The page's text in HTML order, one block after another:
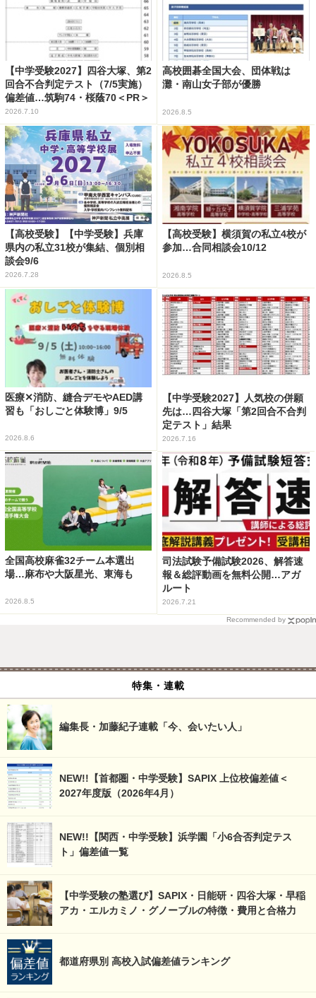
【中学受験2027】四谷大塚、第2
回合不合判定テスト（7/5実施）
偏差値…筑駒74・桜蔭70＜PR＞
2026.7.10
高校囲碁全国大会、団体戦は
灘・南山女子部が優勝
2026.8.5
【高校受験】【中学受験】兵庫
県内の私立31校が集結、個別相
談会9/6
2026.7.28
【高校受験】横須賀の私立4校が
参加…合同相談会10/12
2026.8.5
医療✕消防、縫合デモやAED講
習も「おしごと体験博」9/5
2026.8.6
【中学受験2027】人気校の併願
先は…四谷大塚「第2回合不合判
定テスト」結果
2026.7.16
全国高校麻雀32チーム本選出
場…麻布や大阪星光、東海も
2026.8.5
司法試験予備試験2026、解答速
報＆総評動画を無料公開…アガ
ルート
2026.7.21
Recommended by
特集・連載
編集長・加藤紀子連載「今、会いたい人」
NEW!!【首都圏・中学受験】SAPIX 上位校偏差値＜
2027年度版（2026年4月）
NEW!!【関西・中学受験】浜学園「小6合否判定テス
ト」偏差値一覧
【中学受験の塾選び】SAPIX・日能研・四谷大塚・早稲
アカ・エルカミノ・グノーブルの特徴・費用と合格力
都道府県別 高校入試偏差値ランキング